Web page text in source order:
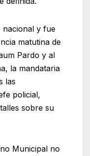
nacional y fue
matutina de
Pardo y al
la mandataria
las
policial,
sobre su
Municipal no